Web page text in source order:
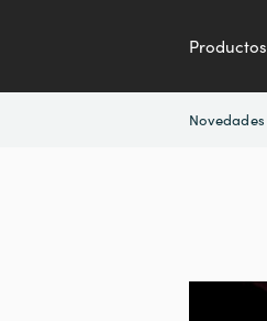
Productos
Novedades